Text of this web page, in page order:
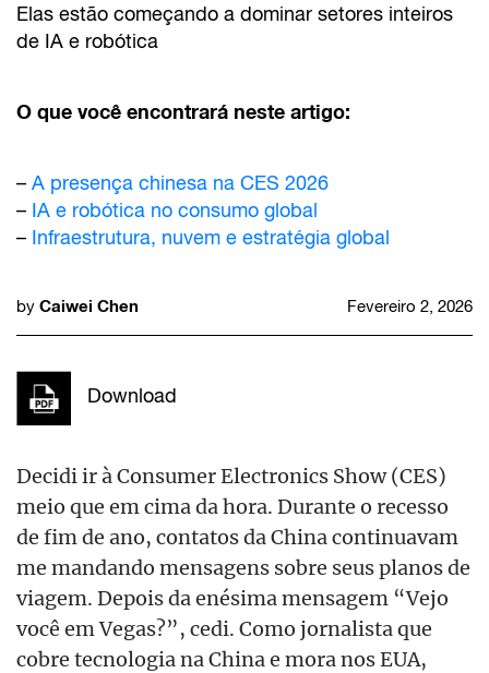
Elas estão começando a dominar setores inteiros
de IA e robótica
O que você encontrará neste artigo:
– A presença chinesa na CES 2026
– IA e robótica no consumo global
– Infraestrutura, nuvem e estratégia global
by Caiwei Chen Fevereiro 2, 2026
Download
Decidi ir à Consumer Electronics Show (CES)
meio que em cima da hora. Durante o recesso
de fim de ano, contatos da China continuavam
me mandando mensagens sobre seus planos de
viagem. Depois da enésima mensagem “Vejo
você em Vegas?”, cedi. Como jornalista que
cobre tecnologia na China e mora nos EUA,